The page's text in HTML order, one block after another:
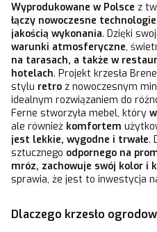
Wyprodukowane w Polsce z
łączy nowoczesne
jakością wykonania. Dzięki
warunki atmosferyczne,
na tarasach, a także w
hotelach. Projekt krzesła
stylu retro z nowoczesnym
idealnym rozwiązaniem do
Ferne stworzyła mebel, który
ale również komfortem
jest lekkie, wygodne i trwałe.
sztucznego odpornego na
mróz, zachowuje swój kolor i
sprawia, że jest to inwestycja
Dlaczego krzesło